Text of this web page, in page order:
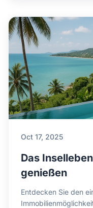
Oct 17, 2025
Das
genießen
Entdecken Sie den